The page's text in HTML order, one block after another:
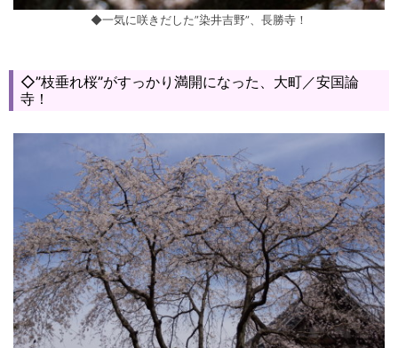
◆一気に咲きだした”染井吉野”、長勝寺！
◇”枝垂れ桜”がすっかり満開になった、大町／安国論
寺！